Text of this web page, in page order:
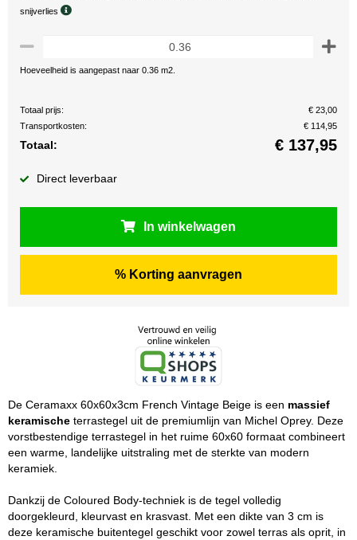
snijverlies
Hoeveelheid is aangepast naar 0.36 m2.
Totaal prijs:
€ 23,00
Transportkosten:
€ 114,95
Totaal: € 137,95
Direct leverbaar
In winkelwagen
% Korting aanvragen
De Ceramaxx 60x60x3cm French Vintage Beige is een massief
keramische terrastegel uit de premiumlijn van Michel Oprey. Deze
vorstbestendige terrastegel in het ruime 60x60 formaat combineert
een warme, landelijke uitstraling met de sterkte van modern
keramiek.
Dankzij de Coloured Body-techniek is de tegel volledig
doorgekleurd, kleurvast en krasvast. Met een dikte van 3 cm is
deze keramische buitentegel geschikt voor zowel terras als oprit, in